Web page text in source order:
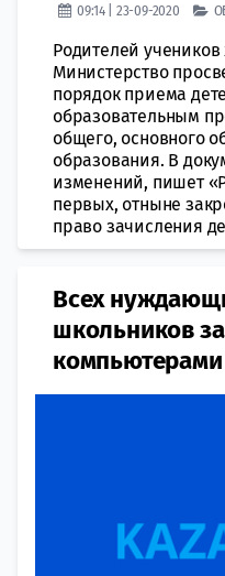
09:14 | 23-09-2020
Родителей
Министерство
порядок приема
образовательным
общего, основного
образования. В
изменений, пишет
первых, отныне
право зачисления
Всех
школьников
компьютерами